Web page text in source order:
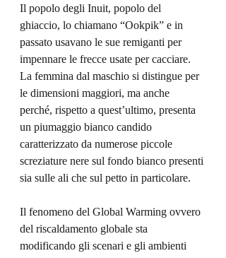
Il popolo degli Inuit, popolo del
ghiaccio, lo chiamano “Ookpik” e in
passato usavano le sue remiganti per
impennare le frecce usate per cacciare.
La femmina dal maschio si distingue per
le dimensioni maggiori, ma anche
perché, rispetto a quest’ultimo, presenta
un piumaggio bianco candido
caratterizzato da numerose piccole
screziature nere sul fondo bianco presenti
sia sulle ali che sul petto in particolare.
Il fenomeno del Global Warming ovvero
del riscaldamento globale sta
modificando gli scenari e gli ambienti